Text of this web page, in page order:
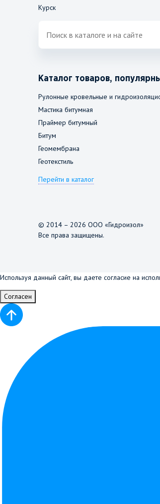
Курск
Каталог товаров,
Рулонные кровельные и
Мастика битумная
Праймер битумный
Битум
Геомембрана
Геотекстиль
Перейти в каталог
© 2014 – 2026 ООО «Гидроизол»
Все права защищены.
Используя данный сайт, вы даете согласие на
Согласен